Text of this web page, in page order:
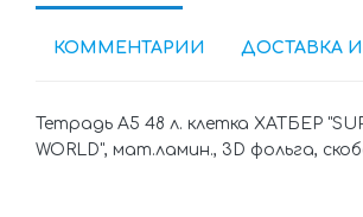
КОММЕНТАРИИ ДОСТАВКА
Тетрадь А5 48 л. клетка ХАТБЕР
WORLD", мат.ламин., 3D фольга,